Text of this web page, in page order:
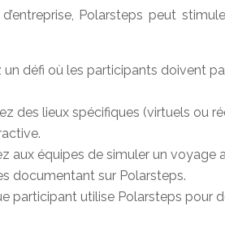
Polarsteps peut
un défi où les participants doivent
des lieux spécifiques (virtuels ou
aux équipes de simuler un
documentant sur Polarsteps.
participant utilise Polarsteps pour